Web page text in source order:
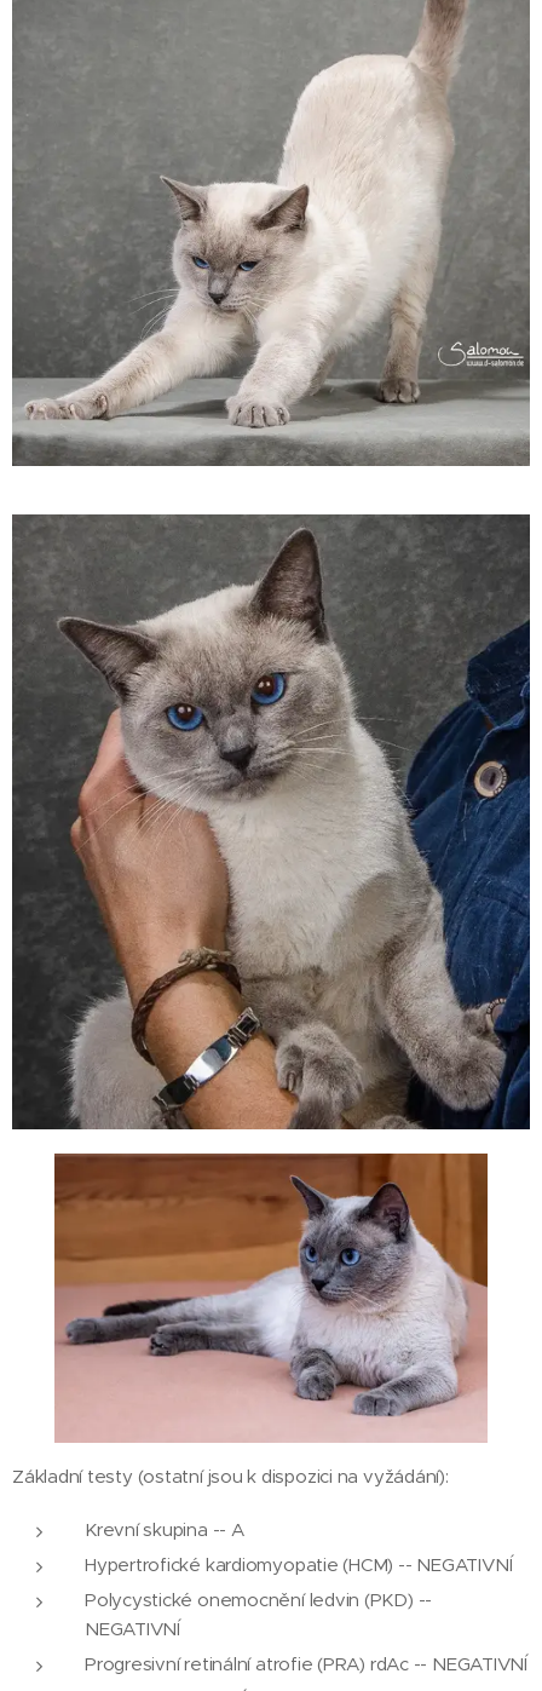
Základní testy (ostatní jsou k dispozici na vyžádání):
Krevní skupina -- A
Hypertrofické kardiomyopatie (HCM) -- NEGATIVNÍ
Polycystické onemocnění ledvin (PKD) --
NEGATIVNÍ
Progresivní retinální atrofie (PRA) rdAc -- NEGATIVNÍ